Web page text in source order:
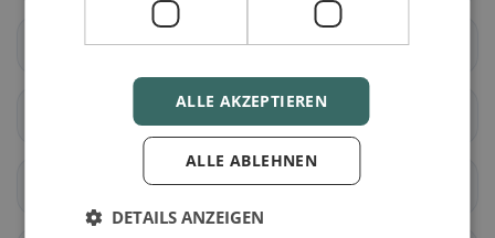
Kreuzpullach Laufzorn
Pullach im Isartal Sauerlach
ALLE AKZEPTIEREN
ALLE ABLEHNEN
DETAILS ANZEIGEN